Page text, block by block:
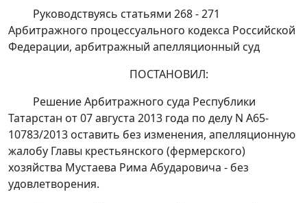
Руководствуясь статьями 268 - 271
Арбитражного процессуального кодекса Российской
Федерации, арбитражный апелляционный суд
ПОСТАНОВИЛ:
РешениеАрбитражного суда Республики
Татарстан от 07 августа 2013 года по делу N А65-
10783/2013 оставить без изменения, апелляционную
жалобу Главы крестьянского (фермерского)
хозяйства Мустаева Рима Абударовича - без
удовлетворения.